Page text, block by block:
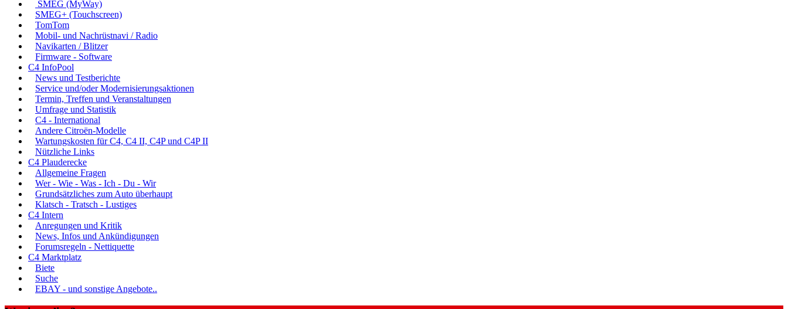
SMEG (MyWay)
SMEG+ (Touchscreen)
TomTom
Mobil- und Nachrüstnavi / Radio
Navikarten / Blitzer
Firmware - Software
C4 InfoPool
News und Testberichte
Service und/oder Modernisierungsaktionen
Termin, Treffen und Veranstaltungen
Umfrage und Statistik
C4 - International
Andere Citroën-Modelle
Wartungskosten für C4, C4 II, C4P und C4P II
Nützliche Links
C4 Plauderecke
Allgemeine Fragen
Wer - Wie - Was - Ich - Du - Wir
Grundsätzliches zum Auto überhaupt
Klatsch - Tratsch - Lustiges
C4 Intern
Anregungen und Kritik
News, Infos und Ankündigungen
Forumsregeln - Nettiquette
C4 Marktplatz
Biete
Suche
EBAY - und sonstige Angebote..